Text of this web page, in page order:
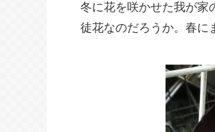
冬に花を咲かせた我が家
徒花なのだろうか。春に